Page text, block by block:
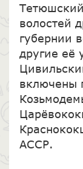
волостей
губернии
другие её
включены
АССР.